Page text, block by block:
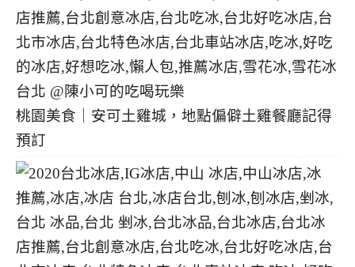
桃園美食｜安可土雞城，地點偏僻土雞餐廳記得
預訂